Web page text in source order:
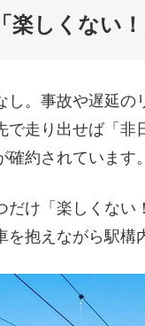
しくない
。事故や遅延
走り出せば「
約されています。
け「楽しくない
抱えながら駅構